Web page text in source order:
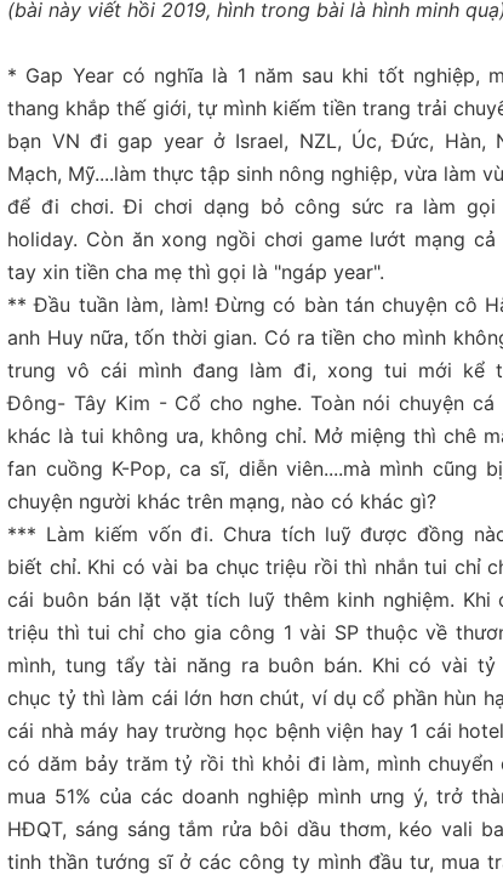
(bài này viết hồi 2019, hình trong bài là hình minh
* Gap Year có nghĩa là 1 năm sau khi tốt nghiệp,
thang khắp thế giới, tự mình kiếm tiền trang trải
bạn VN đi gap year ở Israel, NZL, Úc, Đức, Hàn,
Mạch, Mỹ....làm thực tập sinh nông nghiệp, vừa làm
để đi chơi. Đi chơi dạng bỏ công sức ra làm gọi
holiday. Còn ăn xong ngồi chơi game lướt mạng cả
tay xin tiền cha mẹ thì gọi là "ngáp year".
** Đầu tuần làm, làm! Đừng có bàn tán chuyện cô
anh Huy nữa, tốn thời gian. Có ra tiền cho mình
trung vô cái mình đang làm đi, xong tui mới kể
Đông- Tây Kim - Cổ cho nghe. Toàn nói chuyện cá
khác là tui không ưa, không chỉ. Mở miệng thì chê
fan cuồng K-Pop, ca sĩ, diễn viên....mà mình cũng
chuyện người khác trên mạng, nào có khác gì?
*** Làm kiếm vốn đi. Chưa tích luỹ được đồng
biết chỉ. Khi có vài ba chục triệu rồi thì nhắn tui chỉ
cái buôn bán lặt vặt tích luỹ thêm kinh nghiệm. Khi
triệu thì tui chỉ cho gia công 1 vài SP thuộc về
mình, tung tẩy tài năng ra buôn bán. Khi có vài tỷ
chục tỷ thì làm cái lớn hơn chút, ví dụ cổ phần hùn
cái nhà máy hay trường học bệnh viện hay 1 cái
có dăm bảy trăm tỷ rồi thì khỏi đi làm, mình chuyển
mua 51% của các doanh nghiệp mình ưng ý, trở
HĐQT, sáng sáng tắm rửa bôi dầu thơm, kéo vali
tinh thần tướng sĩ ở các công ty mình đầu tư, mua